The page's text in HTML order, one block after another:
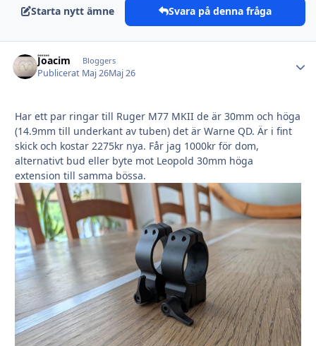
Starta nytt ämne Svara på denna fråga
Joacim Bloggers
Publicerat Maj 26Maj 26
Har ett par ringar till Ruger M77 MKII de är 30mm och höga
(14.9mm till underkant av tuben) det är Warne QD. Är i fint
skick och kostar 2275kr nya. Får jag 1000kr för dom,
alternativt bud eller byte mot Leopold 30mm höga
extension till samma bössa.